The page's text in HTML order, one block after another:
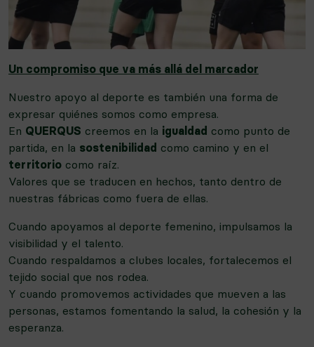
Un compromiso que va más allá del marcador
Nuestro apoyo al deporte es también una forma de
expresar quiénes somos como empresa.
En QUERQUS creemos en la igualdad como punto de
partida, en la sostenibilidad como camino y en el
territorio como raíz.
Valores que se traducen en hechos, tanto dentro de
nuestras fábricas como fuera de ellas.
Cuando apoyamos al deporte femenino, impulsamos la
visibilidad y el talento.
Cuando respaldamos a clubes locales, fortalecemos el
tejido social que nos rodea.
Y cuando promovemos actividades que mueven a las
personas, estamos fomentando la salud, la cohesión y la
esperanza.